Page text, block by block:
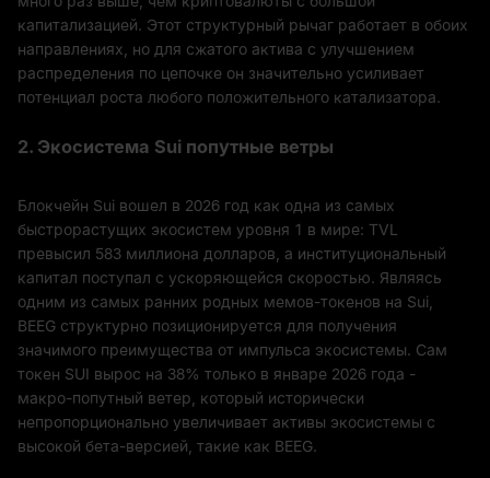
капитализацией. Этот структурный рычаг работает в обоих
направлениях, но для сжатого актива с улучшением
распределения по цепочке он значительно усиливает
потенциал роста любого положительного катализатора.
2. Экосистема Sui попутные ветры
Блокчейн Sui вошел в 2026 год как одна из самых
быстрорастущих экосистем уровня 1 в мире: TVL
превысил 583 миллиона долларов, а институциональный
капитал поступал с ускоряющейся скоростью. Являясь
одним из самых ранних родных мемов-токенов на Sui,
BEEG структурно позиционируется для получения
значимого преимущества от импульса экосистемы. Сам
токен SUI вырос на 38% только в январе 2026 года -
макро-попутный ветер, который исторически
непропорционально увеличивает активы экосистемы с
высокой бета-версией, такие как BEEG.